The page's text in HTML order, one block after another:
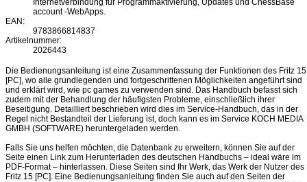
Internetverbindung für Programmaktivierung, Updates und ChessBase
account -WebApps.
EAN:
9783866814837
Artikelnummer:
2026443
Die Bedienungsanleitung ist eine Zusammenfassung der Funktionen des Fritz 15
[PC], wo alle grundlegenden und fortgeschrittenen Möglichkeiten angeführt sind
und erklärt wird, wie pc games zu verwenden sind. Das Handbuch befasst sich
zudem mit der Behandlung der häufigsten Probleme, einschließlich ihrer
Beseitigung. Detailliert beschrieben wird dies im Service-Handbuch, das in der
Regel nicht Bestandteil der Lieferung ist, doch kann es im Service KOCH MEDIA
GMBH (SOFTWARE) heruntergeladen werden.
Falls Sie uns helfen möchten, die Datenbank zu erweitern, können Sie auf der
Seite einen Link zum Herunterladen des deutschen Handbuchs – ideal wäre im
PDF-Format – hinterlassen. Diese Seiten sind Ihr Werk, das Werk der Nutzer des
Fritz 15 [PC]. Eine Bedienungsanleitung finden Sie auch auf den Seiten der